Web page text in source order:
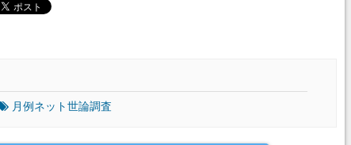
月例ネット世論調査